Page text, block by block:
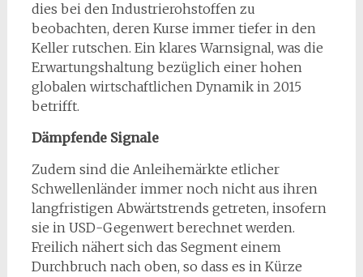
dies bei den Industrierohstoffen zu
beobachten, deren Kurse immer tiefer in den
Keller rutschen. Ein klares Warnsignal, was die
Erwartungshaltung bezüglich einer hohen
globalen wirtschaftlichen Dynamik in 2015
betrifft.
Dämpfende Signale
Zudem sind die Anleihemärkte etlicher
Schwellenländer immer noch nicht aus ihren
langfristigen Abwärtstrends getreten, insofern
sie in USD-Gegenwert berechnet werden.
Freilich nähert sich das Segment einem
Durchbruch nach oben, so dass es in Kürze